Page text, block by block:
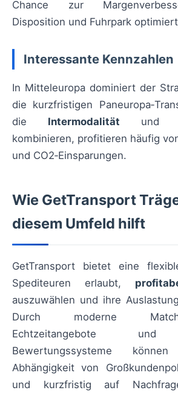
Chance zur
Disposition und Fuhrpark
Interessante Kennzahlen
In Mitteleuropa dominiert der
die kurzfristigen
die Intermodalität und
kombinieren, profitieren häufig
und CO2‑Einsparungen.
Wie GetTransport
diesem Umfeld hilft
GetTransport bietet eine
Spediteuren erlaubt,
auszuwählen und ihre
Durch moderne
Echtzeitangebote und
Bewertungssysteme
Abhängigkeit von
und kurzfristig auf